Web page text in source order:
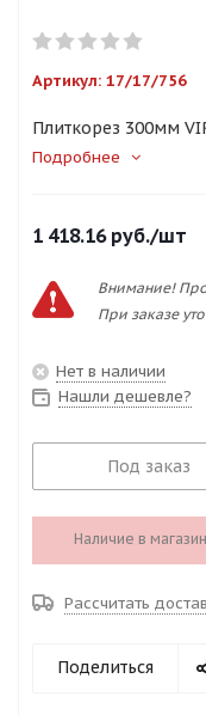
Артикул: 17/17/756
Плиткорез 300мм
Подробнее
1 418.16руб./шт
Внимание!
При заказе
Нет в наличии
Нашли дешевле?
Под заказ
Наличие в
Рассчитать
Поделиться